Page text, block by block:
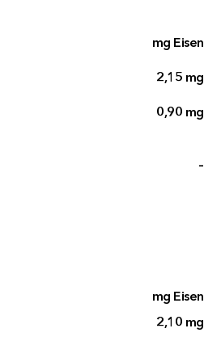
mg Eisen
2,15 mg
0,90 mg
–
mg Eisen
2,10 mg